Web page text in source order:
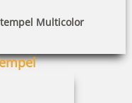
Multicolor